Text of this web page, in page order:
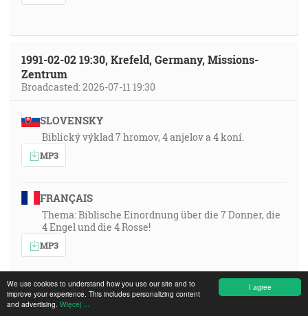
I agree
We use cookies to understand how you use our site and to
improve your experience. This includes personalizing content
and advertising. Więcej ...
1991-02-02 19:30, Krefeld, Germany, Missions-
Zentrum
Broadcasted: 2026-07-11 19:30
SLOVENSKY
Biblický výklad 7 hromov, 4 anjelov a 4 koní.
MP3
FRANÇAIS
Thema: Biblische Einordnung über die 7 Donner, die
4 Engel und die 4 Rosse!
MP3
ESPAÑOL
Tema: «¡Clasificación bíblica de los 7 truenos, los 4